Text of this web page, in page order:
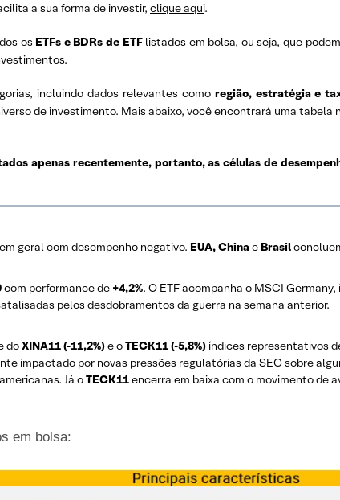
a sua forma de investir, clique aqui.
os ETFs e BDRs de ETFlistados em bolsa, ou seja, que
incluindo dados relevantes como região, estratégia e
de investimento. Mais abaixo, você encontrará uma
apenas recentemente, portanto, as células de
geral com desempenho negativo. EUA,Chinae Brasil
com performance de +4,2%. O ETF acompanha o MSCI
pelos desdobramentos da guerra na semana anterior.
doXINA11(-11,2%)e oTECK11 (-5,8%) índices representativos
impactado por novas pressões regulatórias da SEC sobre
Já oTECK11encerra em baixa com o movimento de
em bolsa: